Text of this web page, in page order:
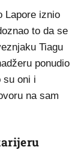
Lapore iznio
to da se
Tiagu
ponudio
su oni i
na sam